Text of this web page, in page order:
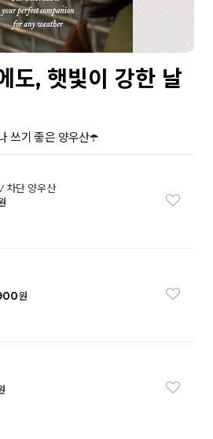
도, 햇빛이 강한 날
쓰기 좋은 양우산☂️
차단 양우산
원